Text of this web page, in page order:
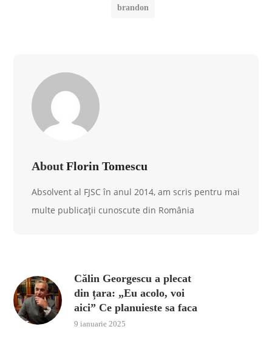
brandon
About Florin Tomescu
Absolvent al FJSC în anul 2014, am scris pentru mai
multe publicații cunoscute din România
Călin Georgescu a plecat
din țara: „Eu acolo, voi
aici” Ce planuieste sa faca
9 ianuarie 2025